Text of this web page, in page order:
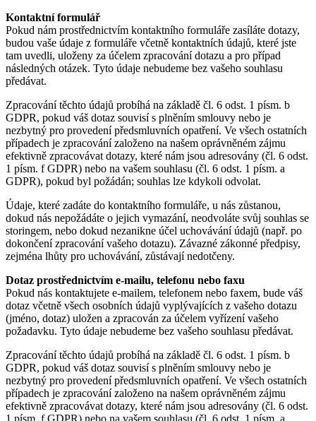
Kontaktní formulář
Pokud nám prostřednictvím kontaktního formuláře zasíláte dotazy,
budou vaše údaje z formuláře včetně kontaktních údajů, které jste
tam uvedli, uloženy za účelem zpracování dotazu a pro případ
následných otázek. Tyto údaje nebudeme bez vašeho souhlasu
předávat.
Zpracování těchto údajů probíhá na základě čl. 6 odst. 1 písm. b
GDPR, pokud váš dotaz souvisí s plněním smlouvy nebo je
nezbytný pro provedení předsmluvních opatření. Ve všech ostatních
případech je zpracování založeno na našem oprávněném zájmu
efektivně zpracovávat dotazy, které nám jsou adresovány (čl. 6 odst.
1 písm. f GDPR) nebo na vašem souhlasu (čl. 6 odst. 1 písm. a
GDPR), pokud byl požádán; souhlas lze kdykoli odvolat.
Údaje, které zadáte do kontaktního formuláře, u nás zůstanou,
dokud nás nepožádáte o jejich vymazání, neodvoláte svůj souhlas se
storingem, nebo dokud nezanikne účel uchovávání údajů (např. po
dokončení zpracování vašeho dotazu). Závazné zákonné předpisy,
zejména lhůty pro uchovávání, zůstávají nedotčeny.
Dotaz prostřednictvím e-mailu, telefonu nebo faxu
Pokud nás kontaktujete e-mailem, telefonem nebo faxem, bude váš
dotaz včetně všech osobních údajů vyplývajících z vašeho dotazu
(jméno, dotaz) uložen a zpracován za účelem vyřízení vašeho
požadavku. Tyto údaje nebudeme bez vašeho souhlasu předávat.
Zpracování těchto údajů probíhá na základě čl. 6 odst. 1 písm. b
GDPR, pokud váš dotaz souvisí s plněním smlouvy nebo je
nezbytný pro provedení předsmluvních opatření. Ve všech ostatních
případech je zpracování založeno na našem oprávněném zájmu
efektivně zpracovávat dotazy, které nám jsou adresovány (čl. 6 odst.
1 písm. f GDPR) nebo na vašem souhlasu (čl. 6 odst. 1 písm. a